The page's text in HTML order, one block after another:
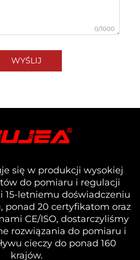
0/1000
WYŚLIJ
się w produkcji wysokiej
do pomiaru i regulacji
15-letniemu doświadczeniu
ponad 20 certyfikatom oraz
CE/ISO, dostarczyliśmy
rozwiązania do pomiaru i
cieczy do ponad 160
krajów.